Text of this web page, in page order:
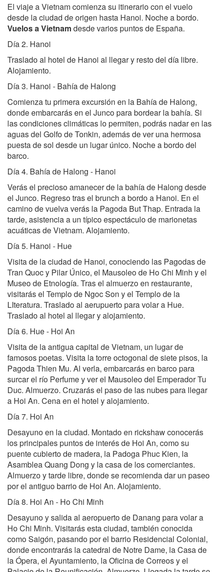
El viaje a Vietnam comienza su itinerario con el vuelo
desde la ciudad de origen hasta Hanoi. Noche a bordo.
Vuelos a Vietnamdesde varios puntos de España.
Día 2. Hanoi
Traslado al hotel de Hanoi al llegar y resto del día libre.
Alojamiento.
Día 3. Hanoi - Bahía de Halong
Comienza tu primera excursión en la Bahía de Halong,
donde embarcarás en el Junco para bordear la bahía. Si
las condiciones climáticas lo permiten, podrás nadar en las
aguas del Golfo de Tonkin, además de ver una hermosa
puesta de sol desde un lugar único. Noche a bordo del
barco.
Día 4. Bahía de Halong - Hanoi
Verás el precioso amanecer de la bahía de Halong desde
el Junco. Regreso tras el brunch a bordo a Hanoi. En el
camino de vuelva verás la Pagoda But Thap. Entrada la
tarde, asistencia a un típico espectáculo de marionetas
acuáticas de Vietnam. Alojamiento.
Día 5. Hanoi - Hue
Visita de la ciudad de Hanoi, conociendo las Pagodas de
Tran Quoc y Pilar Único, el Mausoleo de Ho Chi Minh y el
Museo de Etnología. Tras el almuerzo en restaurante,
visitarás el Templo de Ngoc Son y el Templo de la
LIteratura. Traslado al aerupuerto para volar a Hue.
Traslado al hotel al llegar y alojamiento.
Día 6. Hue - Hoi An
Visita de la antigua capital de Vietnam, un lugar de
famosos poetas. Visita la torre octogonal de siete pisos, la
Pagoda Thien Mu. Al verla, embarcarás en barco para
surcar el río Perfume y ver el Mausoleo del Emperador Tu
Duc. Almuerzo. Cruzarás el paso de las nubes para llegar
a Hoi An. Cena en el hotel y alojamiento.
Día 7. Hoi An
Desayuno en la ciudad. Montado en rickshaw conocerás
los principales puntos de interés de Hoi An, como su
puente cubierto de madera, la Padoga Phuc Kien, la
Asamblea Quang Dong y la casa de los comerciantes.
Almuerzo y tarde libre, donde se recomienda dar un paseo
por el antiguo barrio de Hoi An. Alojamiento.
Día 8. Hoi An - Ho Chi Minh
Desayuno y salida al aeropuerto de Danang para volar a
Ho Chi Minh. Visitarás esta ciudad, también conocida
como Saigón, pasando por el barrio Residencial Colonial,
donde encontrarás la catedral de Notre Dame, la Casa de
la Ópera, el Ayuntamiento, la Oficina de Correos y el